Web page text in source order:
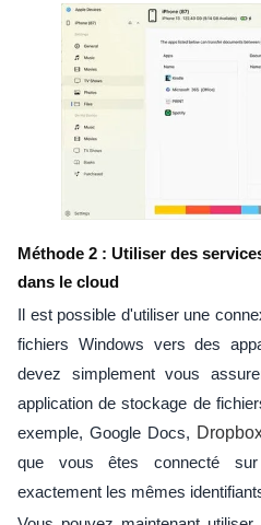
Méthode 2 : Utiliser des
dans le cloud
Il est possible d'utiliser une
fichiers Windows vers des
devez simplement vous
application de stockage de
exemple, Google Docs,
que vous êtes connecté
exactement les mêmes